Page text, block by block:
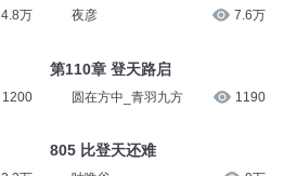
4.8万
1200
夜彦 7.6万
第110章 登天路启
圆在方中_青羽九方 1190
805 比登天还难